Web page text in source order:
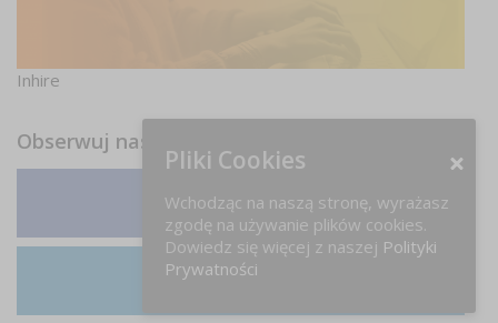
Inhire
Obserwuj nas
Facebook
Pliki Cookies
Wchodząc na naszą stronę, wyrażasz
zgodę na używanie plików cookies.
Dowiedz się więcej z naszej Polityki
Prywatności